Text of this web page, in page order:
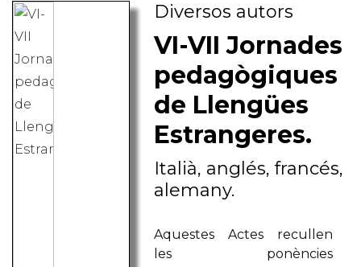
Diversos autors
VI-VII Jornades
pedagògiques
de Llengües
Estrangeres.
Italià, anglés, francés,
alemany.
Aquestes Actes recullen
les ponències